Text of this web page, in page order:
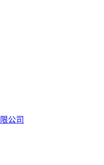
公司